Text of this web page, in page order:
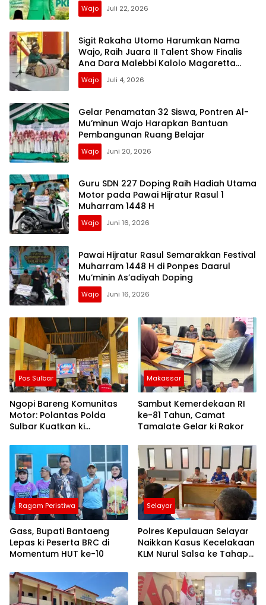
Wajo Juli 22, 2026
Sigit Rakaha Utomo Harumkan Nama
Wajo, Raih Juara II Talent Show Finalis
Ana Dara Malebbi Kalolo Magaretta
Sulselbar 2026
Wajo Juli 4, 2026
Gelar Penamatan 32 Siswa, Pontren Al-
Mu’minun Wajo Harapkan Bantuan
Pembangunan Ruang Belajar
Wajo Juni 20, 2026
Guru SDN 227 Doping Raih Hadiah Utama
Motor pada Pawai Hijratur Rasul 1
Muharram 1448 H
Wajo Juni 16, 2026
Pawai Hijratur Rasul Semarakkan Festival
Muharram 1448 H di Ponpes Daarul
Mu’minin As’adiyah Doping
Wajo Juni 16, 2026
Pos Sulbar
Ngopi Bareng Komunitas
Motor: Polantas Polda
Sulbar Kuatkan ki
Keselamatan
Makassar
Sambut Kemerdekaan RI
ke-81 Tahun, Camat
Tamalate Gelar ki Rakor
Ragam Peristiwa
Gass, Bupati Bantaeng
Lepas ki Peserta BRC di
Momentum HUT ke-10
Selayar
Polres Kepulauan Selayar
Naikkan Kasus Kecelakaan
KLM Nurul Salsa ke Tahap